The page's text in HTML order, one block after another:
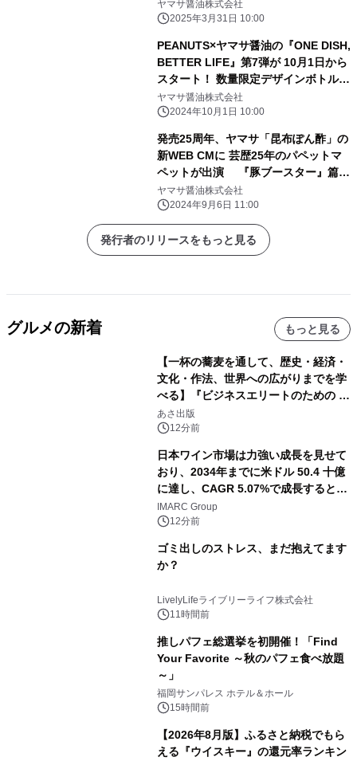
ヤマサ醤油株式会社
2025年3月31日 10:00
PEANUTS×ヤマサ醤油の『ONE DISH,
BETTER LIFE』第7弾が 10月1日から
スタート！ 数量限定デザインボトル発
売や、 スヌーピーグッズが当たるプレ
ゼントキャンペーンを実施
ヤマサ醤油株式会社
2024年10月1日 10:00
発売25周年、ヤマサ「昆布ぽん酢」の
新WEB CMに 芸歴25年のパペットマ
ペットが出演 『豚ブースター』篇が
9月6日公開
ヤマサ醤油株式会社
2024年9月6日 11:00
発行者のリリースをもっと見る
グルメの新着 もっと見る
【一杯の蕎麦を通して、歴史・経済・
文化・作法、世界への広がりまでを学
べる】『ビジネスエリートのための 教
養としての蕎麦』2026年8月25日
（火）発売
あさ出版
12分前
日本ワイン市場は力強い成長を見せて
おり、2034年までに米ドル 50.4 十億
に達し、CAGR 5.07%で成長すると予
測IMARC Group
12分前
ゴミ出しのストレス、まだ抱えてます
か？
LivelyLifeライブリーライフ株式会社
11時間前
推しパフェ総選挙を初開催！「Find
Your Favorite ～秋のパフェ食べ放題
～」
福岡サンパレス ホテル＆ホール
15時間前
【2026年8月版】ふるさと納税でもら
える『ウイスキー』の還元率ランキン